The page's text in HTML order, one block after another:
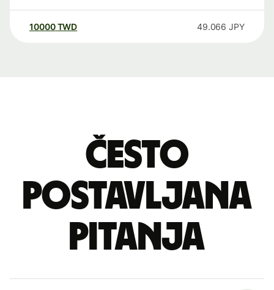
10000 TWD 49.066 JPY
Često
postavljana
pitanja